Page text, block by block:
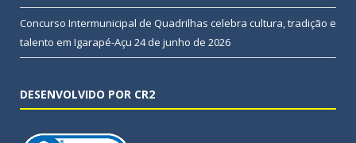
Concurso Intermunicipal de Quadrilhas celebra cultura, tradição e
talento em Igarapé-Açu 24 de junho de 2026
DESENVOLVIDO POR CR2